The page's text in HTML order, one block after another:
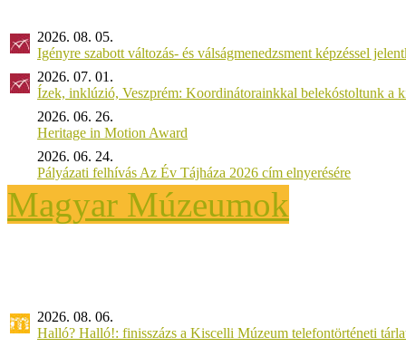
2026. 08. 05.
Igényre szabott változás- és válságmenedzsment képzéssel
2026. 07. 01.
Ízek, inklúzió, Veszprém: Koordinátorainkkal belekóstoltunk a
2026. 06. 26.
Heritage in Motion Award
2026. 06. 24.
Pályázati felhívás Az Év Tájháza 2026 cím elnyerésére
Magyar Múzeumok
2026. 08. 06.
Halló? Halló!: finisszázs a Kiscelli Múzeum telefontörténeti